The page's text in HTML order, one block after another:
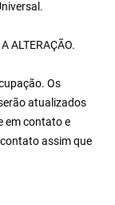
ALTERAÇÃO.
Os
atualizados
em contato e
assim que